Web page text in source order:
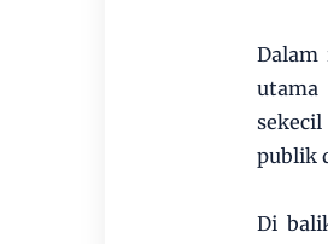
Dalam
utama
sekecil
publik
Di